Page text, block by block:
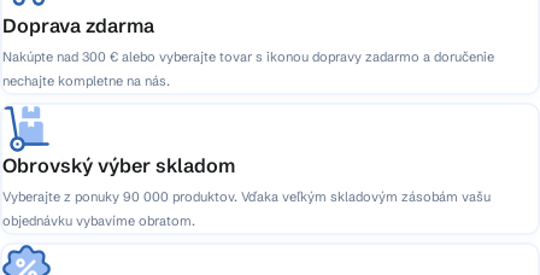
Doprava zdarma
Nakúpte nad 300 € alebo vyberajte tovar s ikonou dopravy zadarmo a doručenie
nechajte kompletne na nás.
Obrovský výber skladom
Vyberajte z ponuky 90 000 produktov. Vďaka veľkým skladovým zásobám vašu
objednávku vybavíme obratom.